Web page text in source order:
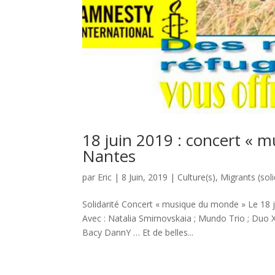
18 juin 2019 : concert «
Nantes
par Eric | 8 Juin, 2019 | Culture(s), Migrants
Solidarité Concert « musique du monde » Le 18
Avec : Natalia Smirnovskaia ; Mundo Trio ; Duo
Bacy DannY … Et de belles...